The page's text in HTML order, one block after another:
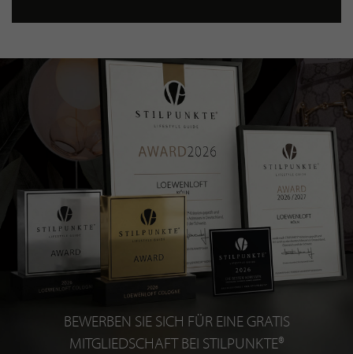
BEWERBEN SIE SICH FÜR EINE GRATIS
MITGLIEDSCHAFT BEI STILPUNKTE®